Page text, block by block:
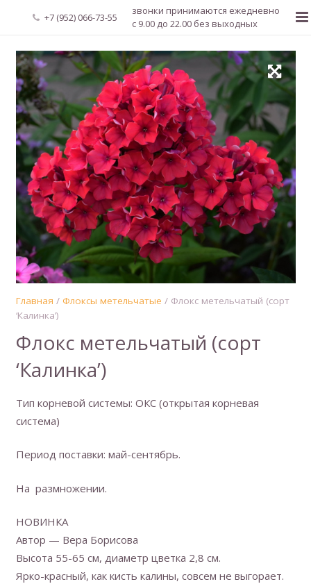
+7 (952) 066-73-55
звонки принимаются ежедневно
с 9.00 до 22.00 без выходных
Главная
О нас
Новости
Каталог растений
Доставка и оплата
Мой аккаунт
Регистрация
Главная / Флоксы метельчатые / Флокс метельчатый (сорт
‘Калинка’)
Флокс метельчатый (сорт
‘Калинка’)
Тип корневой системы: ОКС (открытая корневая
система)
Период поставки: май-сентябрь.
На размножении.
НОВИНКА
Автор — Вера Борисова
Высота 55-65 см, диаметр цветка 2,8 см.
Ярко-красный, как кисть калины, совсем не выгорает.